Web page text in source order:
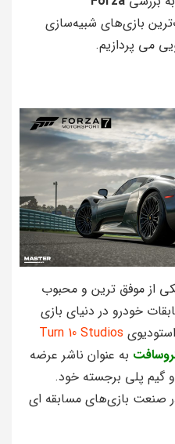
بازی‌های شبیه‌سازی
می پردازیم.
از موفق‌ ترین و محبوب‌
خودرو در دنیای بازی‌
Turn 10 Studios
به عنوان ناشر عرضه
گیم‌ پلی برجسته خود.
صنعت بازی‌های مسابقه‌ ای